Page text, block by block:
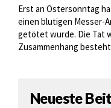
Erst an Ostersonntag
einen blutigen Messer-
getötet wurde. Die Tat
Zusammenhang
Neueste